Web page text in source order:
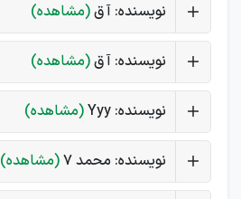
نویسنده: آ ق(مشاهده)
نویسنده: آ ق(مشاهده)
نویسنده: Yyy (مشاهده)
نویسنده: محمد 7 (مشاهده)